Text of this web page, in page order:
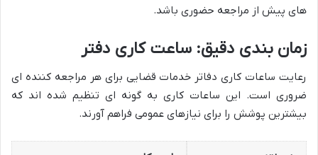
های پیش از مراجعه حضوری باشد.
زمان بندی دقیق: ساعت کاری دفتر
رعایت ساعات کاری دفاتر خدمات قضایی برای هر مراجعه کننده ای
ضروری است. این ساعات کاری به گونه ای تنظیم شده اند که
بیشترین پوشش را برای نیازهای عمومی فراهم آورند.